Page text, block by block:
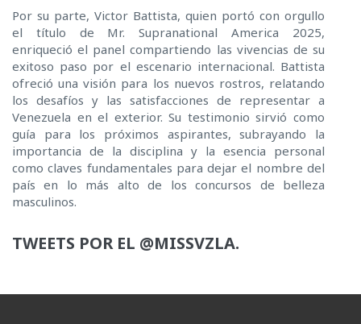
Por su parte, Victor Battista, quien portó con orgullo
el título de Mr. Supranational America 2025,
enriqueció el panel compartiendo las vivencias de su
exitoso paso por el escenario internacional. Battista
ofreció una visión para los nuevos rostros, relatando
los desafíos y las satisfacciones de representar a
Venezuela en el exterior. Su testimonio sirvió como
guía para los próximos aspirantes, subrayando la
importancia de la disciplina y la esencia personal
como claves fundamentales para dejar el nombre del
país en lo más alto de los concursos de belleza
masculinos.
TWEETS POR EL @MISSVZLA.